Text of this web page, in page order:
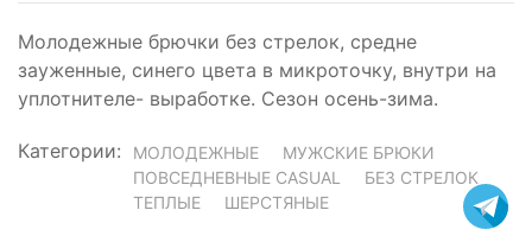
Молодежные брючки без стрелок, средне
зауженные, синего цвета в микроточку, внутри на
уплотнителе- выработке. Сезон осень-зима.
Категории: МОЛОДЕЖНЫЕ
МУЖСКИЕ БРЮКИ
ПОВСЕДНЕВНЫЕ CASUAL
БЕЗ СТРЕЛОК
ТЕПЛЫЕ
ШЕРСТЯНЫЕ